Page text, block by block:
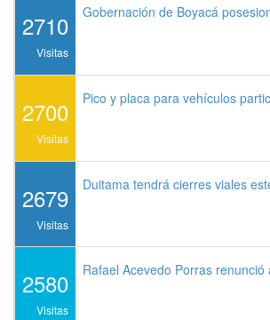
2710
Visitas
Gobernación de Boyacá
2700
Visitas
Pico y placa para vehículos
2679
Visitas
Duitama tendrá cierres viales
2580
Visitas
Rafael Acevedo Porras